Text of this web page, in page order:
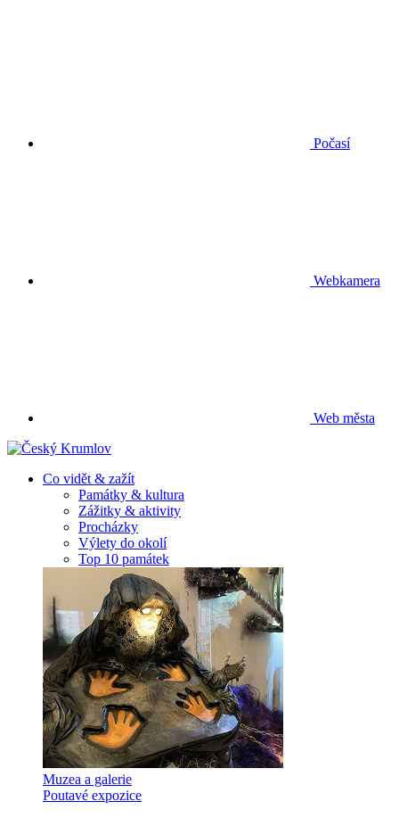
Počasí
Webkamera
Web města
Co vidět & zažít
Památky & kultura
Zážitky & aktivity
Procházky
Výlety do okolí
Top 10 památek
Muzea a galerie
Poutavé expozice